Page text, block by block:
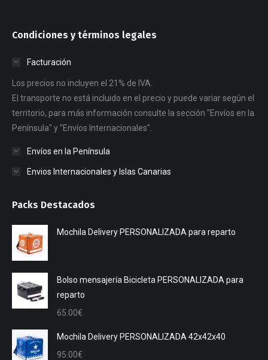
Condiciones y términos legales
Facturación
Los precios no incluyen el 21% de IVA.
El transporte no está incluido en el precio y puede variar según el
territorio, para más información consulte la sección "Envíos en la
Península" y "Envíos Internacionales".
Envíos en la Península
Envios Internacionales y Islas Canarias
Packs Destacados
Mochila Delivery PERSONALIZADA para reparto
Bolso mensajería Bicicleta PERSONALIZADA para
reparto
65.00€
Mochila Delivery PERSONALIZADA 42x42x40
95.00€